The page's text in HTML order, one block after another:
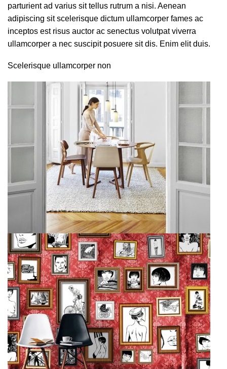
parturient ad varius sit tellus rutrum a nisi. Aenean
adipiscing sit scelerisque dictum ullamcorper fames ac
inceptos est risus auctor ac senectus volutpat viverra
ullamcorper a nec suscipit posuere sit dis. Enim elit duis.
Scelerisque ullamcorper non